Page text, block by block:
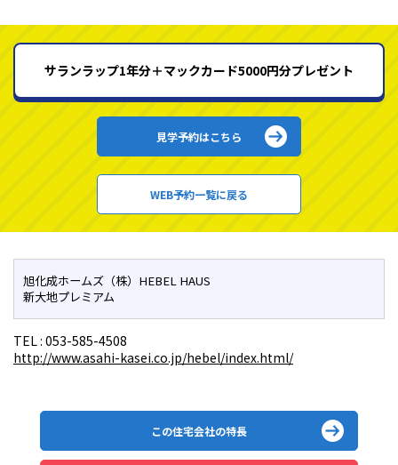
サランラップ1年分＋マックカード5000円分プレゼント
見学予約はこちら
WEB予約一覧に戻る
旭化成ホームズ（株）HEBEL HAUS
新大地プレミアム
TEL : 053-585-4508
http://www.asahi-kasei.co.jp/hebel/index.html/
この住宅会社の特長